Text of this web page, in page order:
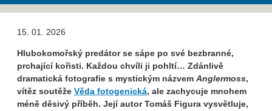
15. 01. 2026
Hlubokomořský predátor se sápe po své bezbranné,
prchající kořisti. Každou chvíli ji pohltí… Zdánlivě
dramatická fotografie s mystickým názvem Anglermoss,
vítěz soutěže Věda fotogenická, ale zachycuje mnohem
méně děsivý příběh. Její autor Tomáš Figura vysvětluje,